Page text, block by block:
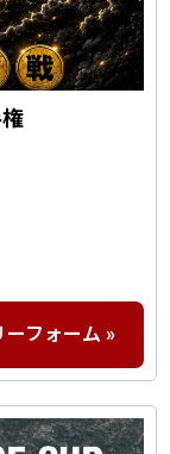
ーフォーム »